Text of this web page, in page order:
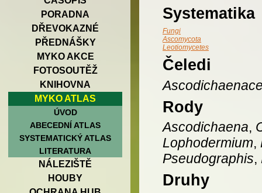
PORADNA
DŘEVOKAZNÉ
PŘEDNÁŠKY
MYKO AKCE
FOTOSOUTĚŽ
KNIHOVNA
MYKO ATLAS
ÚVOD
ABECEDNÍ ATLAS
SYSTEMATICKÝ ATLAS
LITERATURA
NÁLEZIŠTĚ
HOUBY
Systematika
Fungi
Ascomycota
Leotiomycetes
Čeledi
Rody
Ascodichaena,
Lophodermium,
Pseudographis,
Druhy